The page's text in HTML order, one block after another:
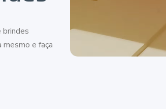
brindes
e faça